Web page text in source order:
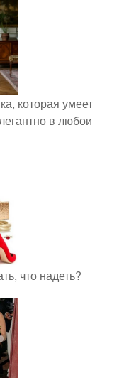
которая умеет
в любои
что надеть?